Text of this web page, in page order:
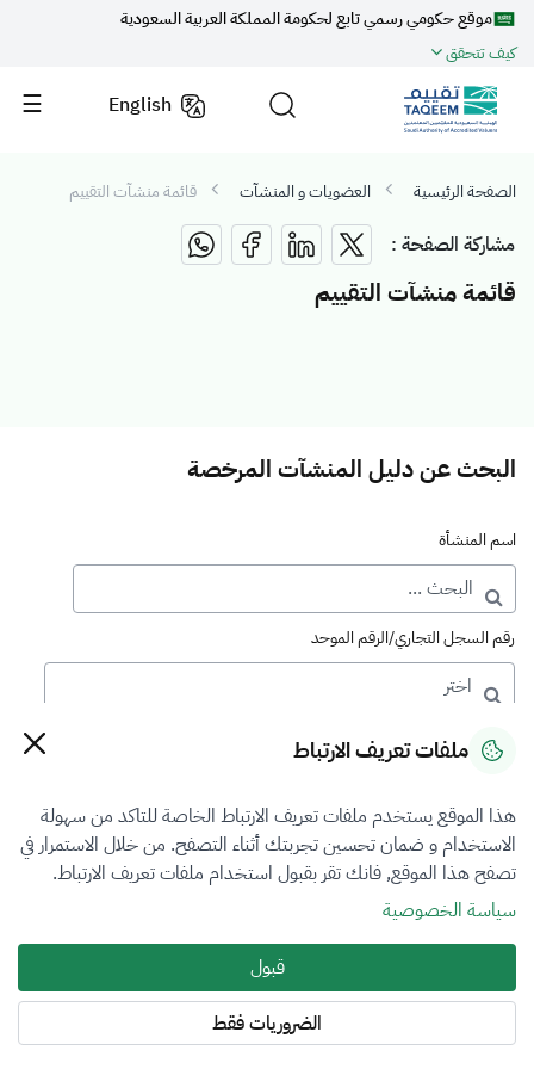
موقع حكومي رسمي تابع لحكومة المملكة العربية السعودية
كيف تتحقق
English
الصفحة الرئيسية العضويات و المنشآت قائمة منشآت التقييم
مشاركة الصفحة :
قائمة منشآت التقييم
البحث عن دليل المنشآت المرخصة
اسم المنشأة
رقم السجل التجاري/الرقم الموحد
رقم الترخيص
التصنيف
VFR5
فرع التقييم
المعادن الثمينة والاحجار الكريمة
ملفات تعريف الارتباط
هذا الموقع يستخدم ملفات تعريف الارتباط الخاصة للتاكد من سهولة
الاستخدام و ضمان تحسين تجربتك أثناء التصفح. من خلال الاستمرار في
تصفح هذا الموقع, فانك تقر بقبول استخدام ملفات تعريف الارتباط.
سياسة الخصوصية
قبول
الضروريات فقط